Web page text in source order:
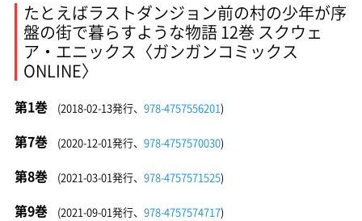
たとえばラストダンジョン前の村の少年が序
盤の街で暮らすような物語 12巻 スクウェ
ア・エニックス〈ガンガンコミックス
ONLINE〉
第1巻 (2018-02-13発行、 978-4757556201)
第7巻 (2020-12-01発行、 978-4757570030)
第8巻 (2021-03-01発行、 978-4757571525)
第9巻 (2021-09-01発行、 978-4757574717)